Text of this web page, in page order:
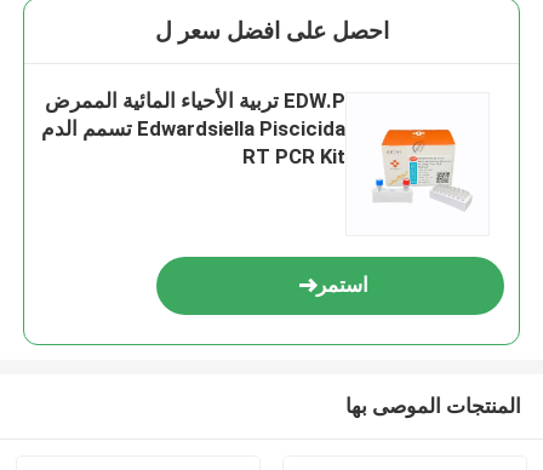
احصل على افضل سعر ل
EDW.P تربية الأحياء المائية الممرض
Edwardsiella Piscicida تسمم الدم
RT PCR Kit
استمر
المنتجات الموصى بها